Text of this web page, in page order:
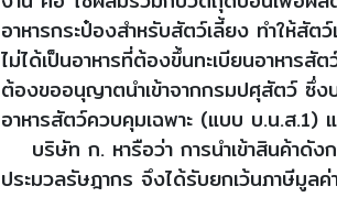
อาหารกระป๋องสำหรับสัตว์เลี้ยง ทำให้สัต
ไม่ได้เป็นอาหารที่ต้องขึ้นทะเบียนอาหา
ต้องขออนุญาตนำเข้าจากกรมปศุสัตว์ ซึ่ง
อาหารสัตว์ควบคุมเฉพาะ (แบบ บ.น.ส.1)
บริษัท ก. หารือว่า การนำเข้าสินค้าดัง
ประมวลรัษฎากร จึงได้รับยกเว้นภาษีมู